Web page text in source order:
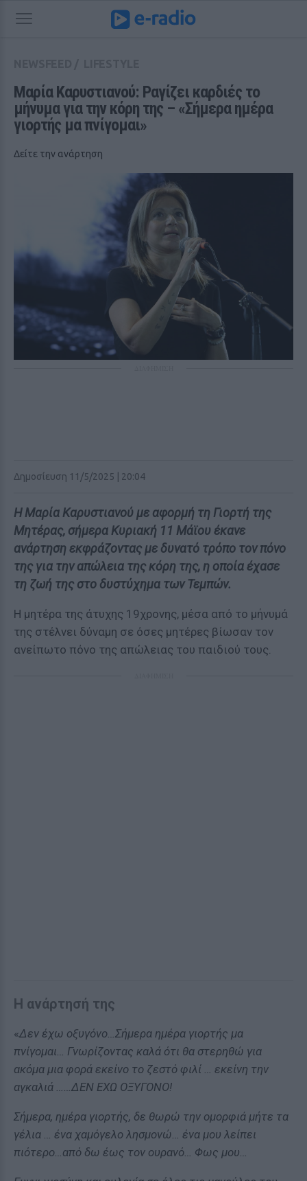
Μαρία Καρυστιανού: Ραγίζει καρδιές το
μήνυμα για την κόρη της – «Σήμερα ημέρα
γιορτής μα πνίγομαι»
Δείτε την ανάρτηση
Δημοσίευση 11/5/2025 | 20:04
Η Μαρία Καρυστιανού με αφορμή τη Γιορτή της
Μητέρας, σήμερα Κυριακή 11 Μάϊου έκανε
ανάρτηση εκφράζοντας με δυνατό τρόπο τον πόνο
της για την απώλεια της κόρη της, η οποία έχασε
τη ζωή της στο δυστύχημα των Τεμπών.
Η μητέρα της άτυχης 19χρονης, μέσα από το μήνυμά
της στέλνει δύναμη σε όσες μητέρες βίωσαν τον
ανείπωτο πόνο της απώλειας του παιδιού τους.
Η ανάρτησή της
«Δεν έχω οξυγόνο…Σήμερα ημέρα γιορτής μα
πνίγομαι… Γνωρίζοντας καλά ότι θα στερηθώ για
ακόμα μια φορά εκείνο το ζεστό φιλί … εκείνη την
αγκαλιά ……ΔΕΝ ΕΧΩ ΟΞΥΓΟΝΟ!
Σήμερα, ημέρα γιορτής, δε θωρώ την ομορφιά μήτε τα
γέλια … ένα χαμόγελο λησμονώ… ένα μου λείπει
πιότερο…από δω έως τον ουρανό… Φως μου…